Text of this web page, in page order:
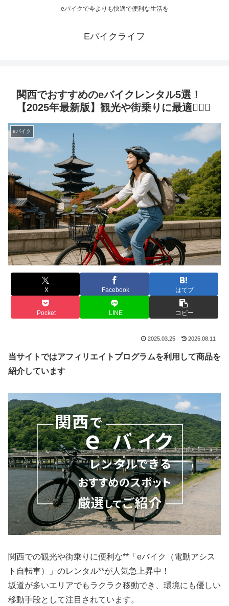
eバイクで今よりも快適で便利な生活を
Eバイクライフ
関西でおすすめのeバイクレンタル5選！
【2025年最新版】観光や街乗りに最適🚴‍♂️✨
eバイク
X Facebook はてブ
Pocket LINE コピー
2025.03.25 2025.08.11
当サイトではアフィリエイトプログラムを利用して商品を
紹介しています
関西での観光や街乗りに便利な**「eバイク（電動アシス
ト自転車）」のレンタル**が人気急上昇中！
坂道が多いエリアでもラクラク移動でき、環境にも優しい
移動手段として注目されています。